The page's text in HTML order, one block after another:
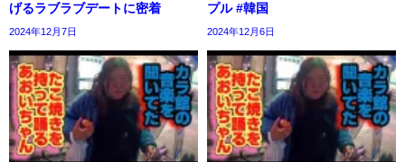
げるラブラブデートに密着
2024年12月7日
プル #韓国
2024年12月6日